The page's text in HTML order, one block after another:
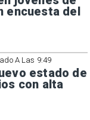
encuesta del
A Las 9:49
estado de
con alta